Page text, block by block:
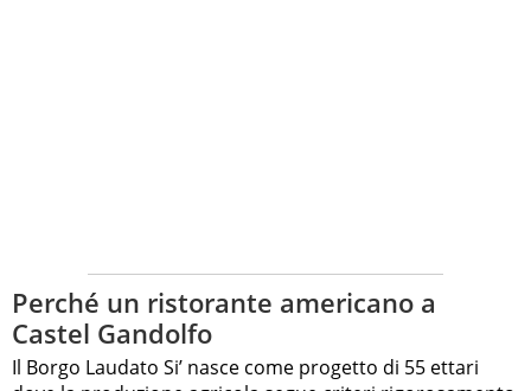
Perché un ristorante americano a
Castel Gandolfo
Il Borgo Laudato Si’ nasce come progetto di 55 ettari